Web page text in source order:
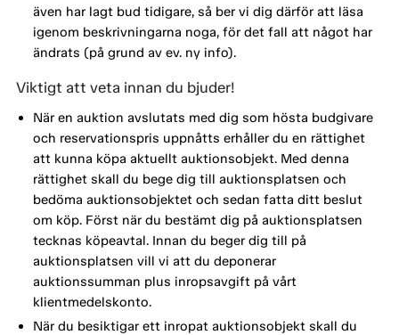
även har lagt bud tidigare, så ber vi dig därför att läsa
igenom beskrivningarna noga, för det fall att något har
ändrats (på grund av ev. ny info).
Viktigt att veta innan du bjuder!
När en auktion avslutats med dig som hösta budgivare
och reservationspris uppnåtts erhåller du en rättighet
att kunna köpa aktuellt auktionsobjekt. Med denna
rättighet skall du bege dig till auktionsplatsen och
bedöma auktionsobjektet och sedan fatta ditt beslut
om köp. Först när du bestämt dig på auktionsplatsen
tecknas köpeavtal. Innan du beger dig till på
auktionsplatsen vill vi att du deponerar
auktionssumman plus inropsavgift på vårt
klientmedelskonto.
När du besiktigar ett inropat auktionsobjekt skall du